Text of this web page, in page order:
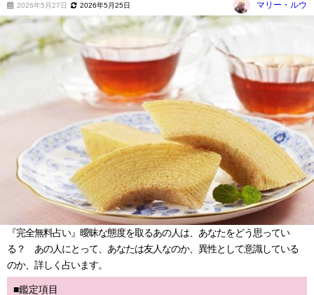
2026年5月27日 2026年5月25日 マリー・ルウ
『完全無料占い』曖昧な態度を取るあの人は、あなたをどう思ってい
る？ あの人にとって、あなたは友人なのか、異性として意識している
のか、詳しく占います。
■鑑定項目